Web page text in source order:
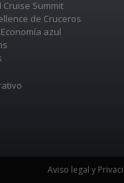
Summit
de Cruceros
azul
Aviso legal y